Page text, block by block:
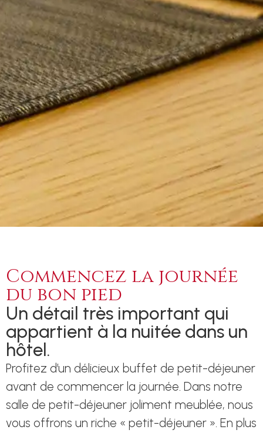
Commencez la journée
du bon pied
Un détail très important qui
appartient à la nuitée dans un
hôtel.
Profitez d’un délicieux buffet de petit-déjeuner
avant de commencer la journée. Dans notre
salle de petit-déjeuner joliment meublée, nous
vous offrons un riche « petit-déjeuner ». En plus